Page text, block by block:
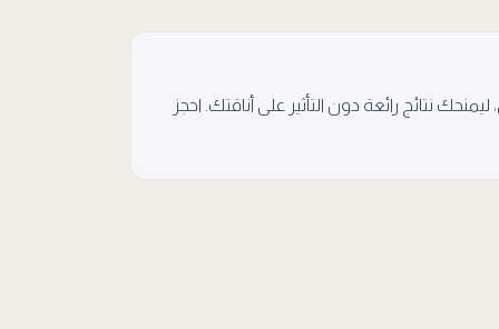
نتائج رائعة دون التأثير على أناقتك. احجز